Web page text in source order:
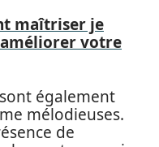
maîtriser je
votre
également
mélodieuses.
de